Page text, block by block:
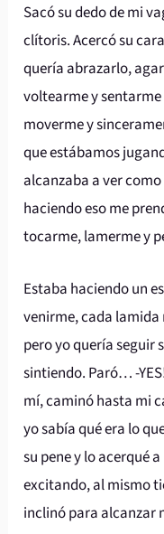
Sacó su dedo de mi
clítoris. Acercó su
quería abrazarlo,
voltearme y
moverme y
que estábamos
alcanzaba a ver
haciendo eso me
tocarme, lamerme y
Estaba haciendo un
venirme, cada
pero yo quería seguir
sintiendo. Paró… -
mí, caminó hasta mi
yo sabía qué era lo
su pene y lo acerqué
excitando, al mismo
inclinó para alcanzar